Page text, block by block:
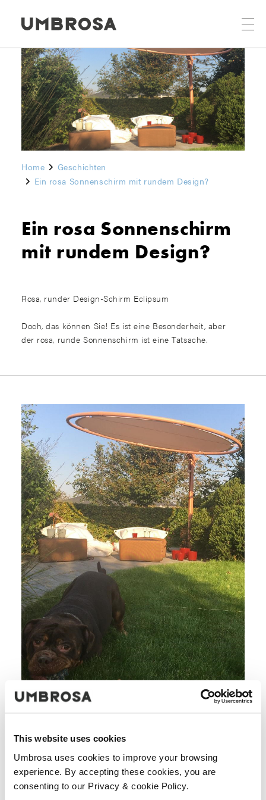
This website uses cookies
Umbrosa uses cookies to improve your browsing
experience. By accepting these cookies, you are
consenting to our Privacy & cookie Policy.
Home
Geschichten
Ein rosa Sonnenschirm mit rundem Design?
Ein rosa Sonnenschirm
mit rundem Design?
Rosa, runder Design-Schirm Eclipsum
Doch, das können Sie! Es ist eine Besonderheit, aber
der rosa, runde Sonnenschirm ist eine Tatsache.
Doch, das können Sie! Es ist eine Besonderheit, aber der
rosa, runde Sonnenschirm ist eine Tatsache. Wussten Sie,
dass wir alle unsere Schirme bemalen können? Wir